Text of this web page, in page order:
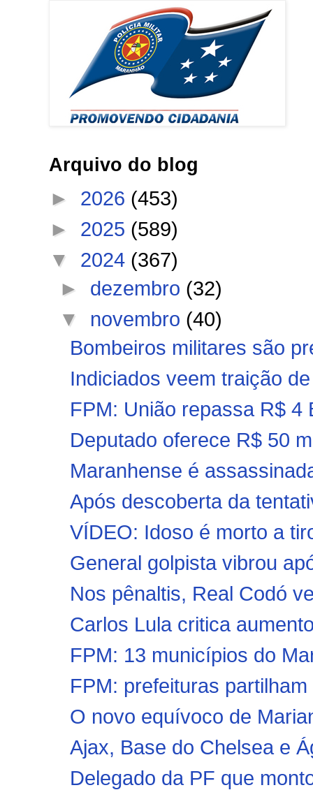
Arquivo do blog
► 2026 (453)
► 2025 (589)
▼ 2024 (367)
► dezembro (32)
▼ novembro (40)
Bombeiros militares são
Indiciados veem traição
FPM: União repassa R$
Deputado oferece R$ 50
Maranhense é
Após descoberta da
VÍDEO: Idoso é morto a
General golpista vibrou
Nos pênaltis, Real Codó
Carlos Lula critica
FPM: 13 municípios do
FPM: prefeituras
O novo equívoco de
Ajax, Base do Chelsea e
Delegado da PF que